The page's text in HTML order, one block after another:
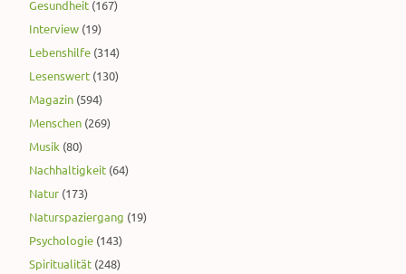
Gesundheit (167)
Interview (19)
Lebenshilfe (314)
Lesenswert (130)
Magazin (594)
Menschen (269)
Musik (80)
Nachhaltigkeit (64)
Natur (173)
Naturspaziergang (19)
Psychologie (143)
Spiritualität (248)